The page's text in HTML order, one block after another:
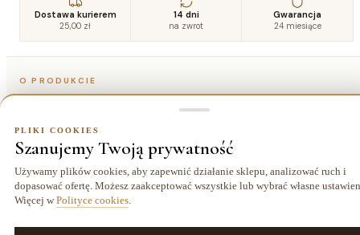
Dostawa kurierem
25,00 zł
14 dni
na zwrot
Gwarancja
24 miesiące
O PRODUKCIE
Opis
Wazon JABAR XL to ceramiczny wazon dekoracyjny o
wymiarach 18×18×28 cm (szer.×gł.×wys.) — do użytku
PLIKI COOKIES
Szanujemy Twoją prywatność
Używamy plików cookies, aby zapewnić działanie sklepu, analizować ruch i
dopasować ofertę. Możesz zaakceptować wszystkie lub wybrać własne
Więcej w Polityce cookies